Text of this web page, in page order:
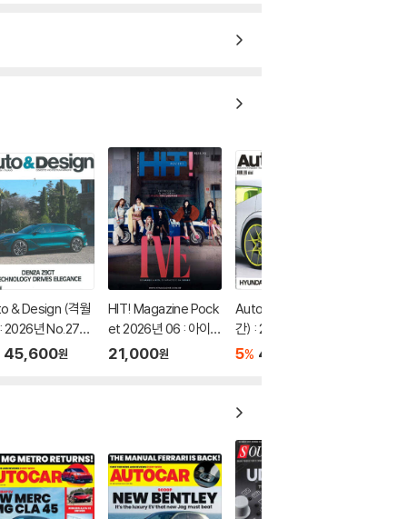
& Design (격월
2026년 No.278
06월)
45,600원
HIT! Magazine Pock
et 2026년 06 : 아이브
(IVE) 커버 (잡지+랜덤
21,000원
Auto & Design (격월
간) : 2026년 No.276
(01/02월)
5% 45,600